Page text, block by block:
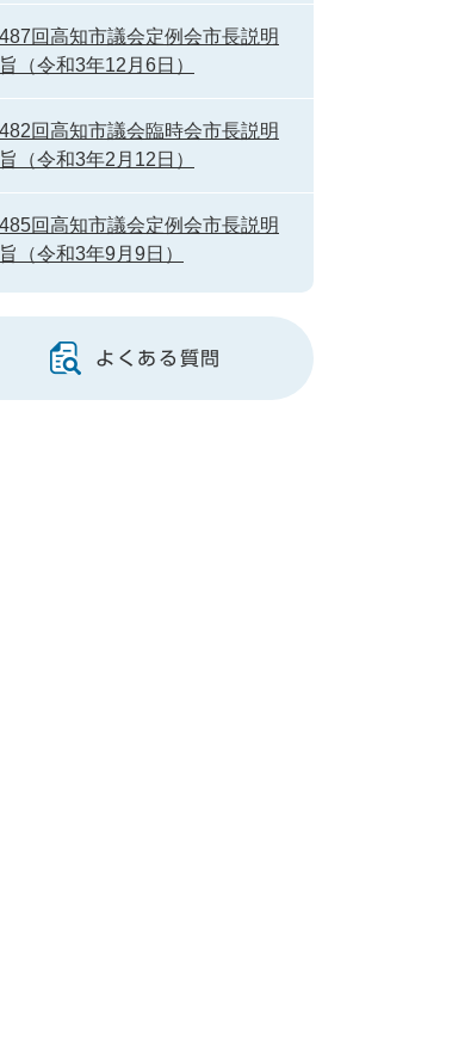
回高知市議会定例会市長説明
（令和3年12月6日）
回高知市議会臨時会市長説明
（令和3年2月12日）
回高知市議会定例会市長説明
（令和3年9月9日）
よくある質問